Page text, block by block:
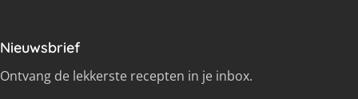
Nieuwsbrief
Ontvang de lekkerste recepten in je inbox.